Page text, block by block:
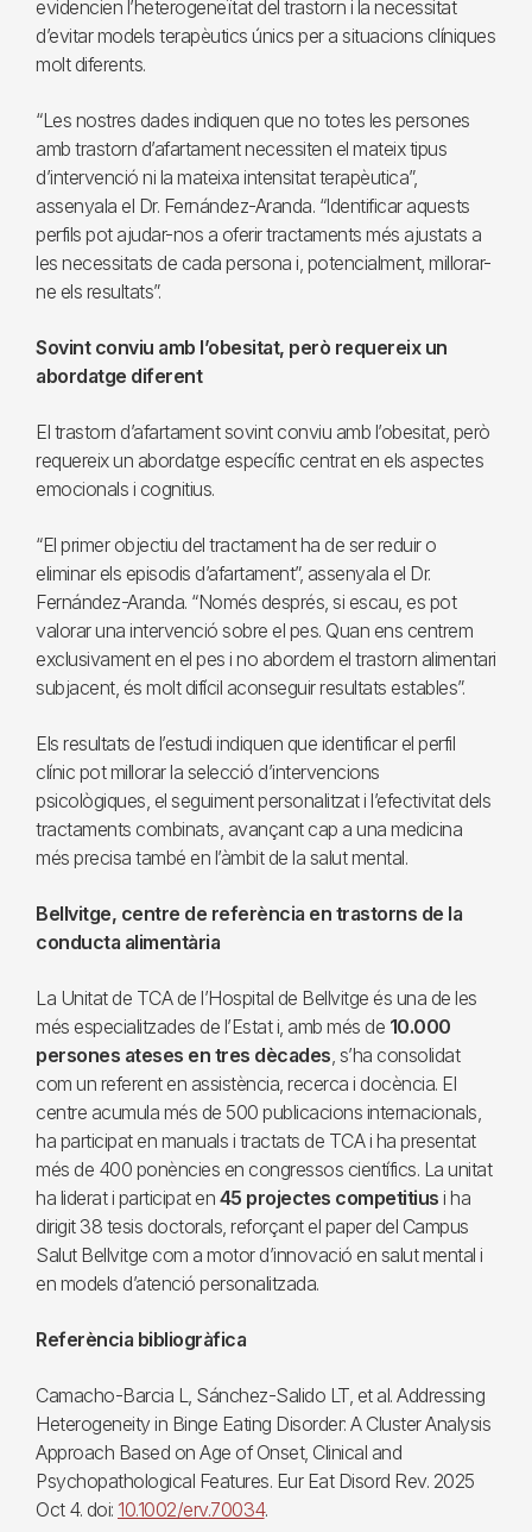
evidencien l’heterogeneïtat del trastorn i la necessitat
d’evitar models terapèutics únics per a situacions clíniques
molt diferents.
“Les nostres dades indiquen que no totes les persones
amb trastorn d’afartament necessiten el mateix tipus
d’intervenció ni la mateixa intensitat terapèutica”,
assenyala el Dr. Fernández-Aranda. “Identificar aquests
perfils pot ajudar-nos a oferir tractaments més ajustats a
les necessitats de cada persona i, potencialment, millorar-
ne els resultats”.
Sovint conviu amb l’obesitat, però requereix un
abordatge diferent
El trastorn d’afartament sovint conviu amb l’obesitat, però
requereix un abordatge específic centrat en els aspectes
emocionals i cognitius.
“El primer objectiu del tractament ha de ser reduir o
eliminar els episodis d’afartament”, assenyala el Dr.
Fernández-Aranda. “Només després, si escau, es pot
valorar una intervenció sobre el pes. Quan ens centrem
exclusivament en el pes i no abordem el trastorn alimentari
subjacent, és molt difícil aconseguir resultats estables”.
Els resultats de l’estudi indiquen que identificar el perfil
clínic pot millorar la selecció d’intervencions
psicològiques, el seguiment personalitzat i l’efectivitat dels
tractaments combinats, avançant cap a una medicina
més precisa també en l’àmbit de la salut mental.
Bellvitge, centre de referència en trastorns de la
conducta alimentària
La Unitat de TCA de l’Hospital de Bellvitge és una de les
més especialitzades de l’Estat i, amb més de 10.000
persones ateses en tres dècades, s’ha consolidat
com un referent en assistència, recerca i docència. El
centre acumula més de 500 publicacions internacionals,
ha participat en manuals i tractats de TCA i ha presentat
més de 400 ponències en congressos científics. La unitat
ha liderat i participat en 45 projectes competitius i ha
dirigit 38 tesis doctorals, reforçant el paper del Campus
Salut Bellvitge com a motor d’innovació en salut mental i
en models d’atenció personalitzada.
Referència bibliogràfica
Camacho-Barcia L, Sánchez-Salido LT, et al. Addressing
Heterogeneity in Binge Eating Disorder: A Cluster Analysis
Approach Based on Age of Onset, Clinical and
Psychopathological Features. Eur Eat Disord Rev. 2025
Oct 4. doi: 10.1002/erv.70034.